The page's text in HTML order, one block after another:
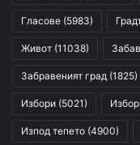
Гласове (5983)
Живот (11038)
Забравеният град (1825)
Избори (5021)
Изпод тепето (4900)